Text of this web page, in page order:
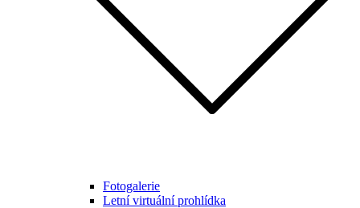
Fotogalerie
Letní virtuální prohlídka